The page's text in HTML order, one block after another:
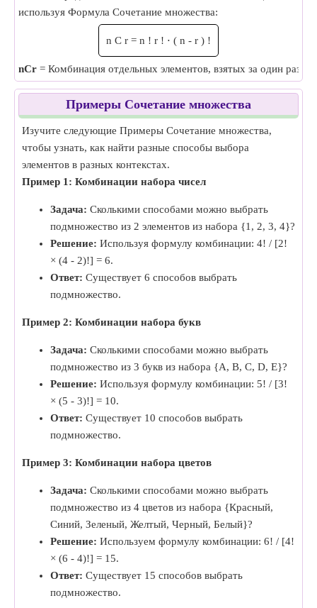
используя Формула Сочетание множества:
n C r = n ! r ! ⋅ ( n - r ) !
nCr = Комбинация отдельных элементов, взятых за один раз |
Примеры Сочетание множества
Изучите следующие Примеры Сочетание множества,
чтобы узнать, как найти разные способы выбора
элементов в разных контекстах.
Пример 1: Комбинации набора чисел
Задача: Сколькими способами можно выбрать
подмножество из 2 элементов из набора {1, 2, 3, 4}?
Решение: Используя формулу комбинации: 4! / [2!
× (4 - 2)!] = 6.
Ответ: Существует 6 способов выбрать
подмножество.
Пример 2: Комбинации набора букв
Задача: Сколькими способами можно выбрать
подмножество из 3 букв из набора {A, B, C, D, E}?
Решение: Используя формулу комбинации: 5! / [3!
× (5 - 3)!] = 10.
Ответ: Существует 10 способов выбрать
подмножество.
Пример 3: Комбинации набора цветов
Задача: Сколькими способами можно выбрать
подмножество из 4 цветов из набора {Красный,
Синий, Зеленый, Желтый, Черный, Белый}?
Решение: Используем формулу комбинации: 6! / [4!
× (6 - 4)!] = 15.
Ответ: Существует 15 способов выбрать
подмножество.